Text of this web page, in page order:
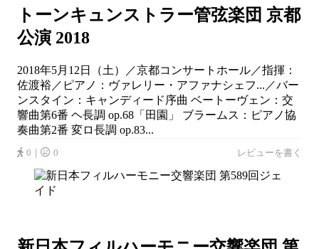
トーンキュンストラー管弦楽団 京都
公演 2018
2018年5月12日（土）／京都コンサートホール／指揮：
佐渡裕／ピアノ：ヴァレリー・アファナシェフ...／バー
ンスタイン：キャンディード序曲 ベートーヴェン：交
響曲第6番 ヘ長調 op.68「田園」 ブラームス：ピアノ協
奏曲第2番 変ロ長調 op.83...
0｜ 0 レビューを書く